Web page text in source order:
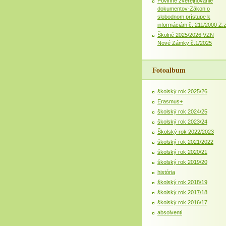
dokumentov-Zákon o
slobodnom prístupe k
informáciám č. 211/2000 Z.z
Školné 2025/2026 VZN
Nové Zámky č.1/2025
Fotoalbum
školský rok 2025/26
Erasmus+
školský rok 2024/25
školský rok 2023/24
Školský rok 2022/2023
školský rok 2021/2022
školský rok 2020/21
školský rok 2019/20
história
školský rok 2018/19
školský rok 2017/18
školský rok 2016/17
absolventi